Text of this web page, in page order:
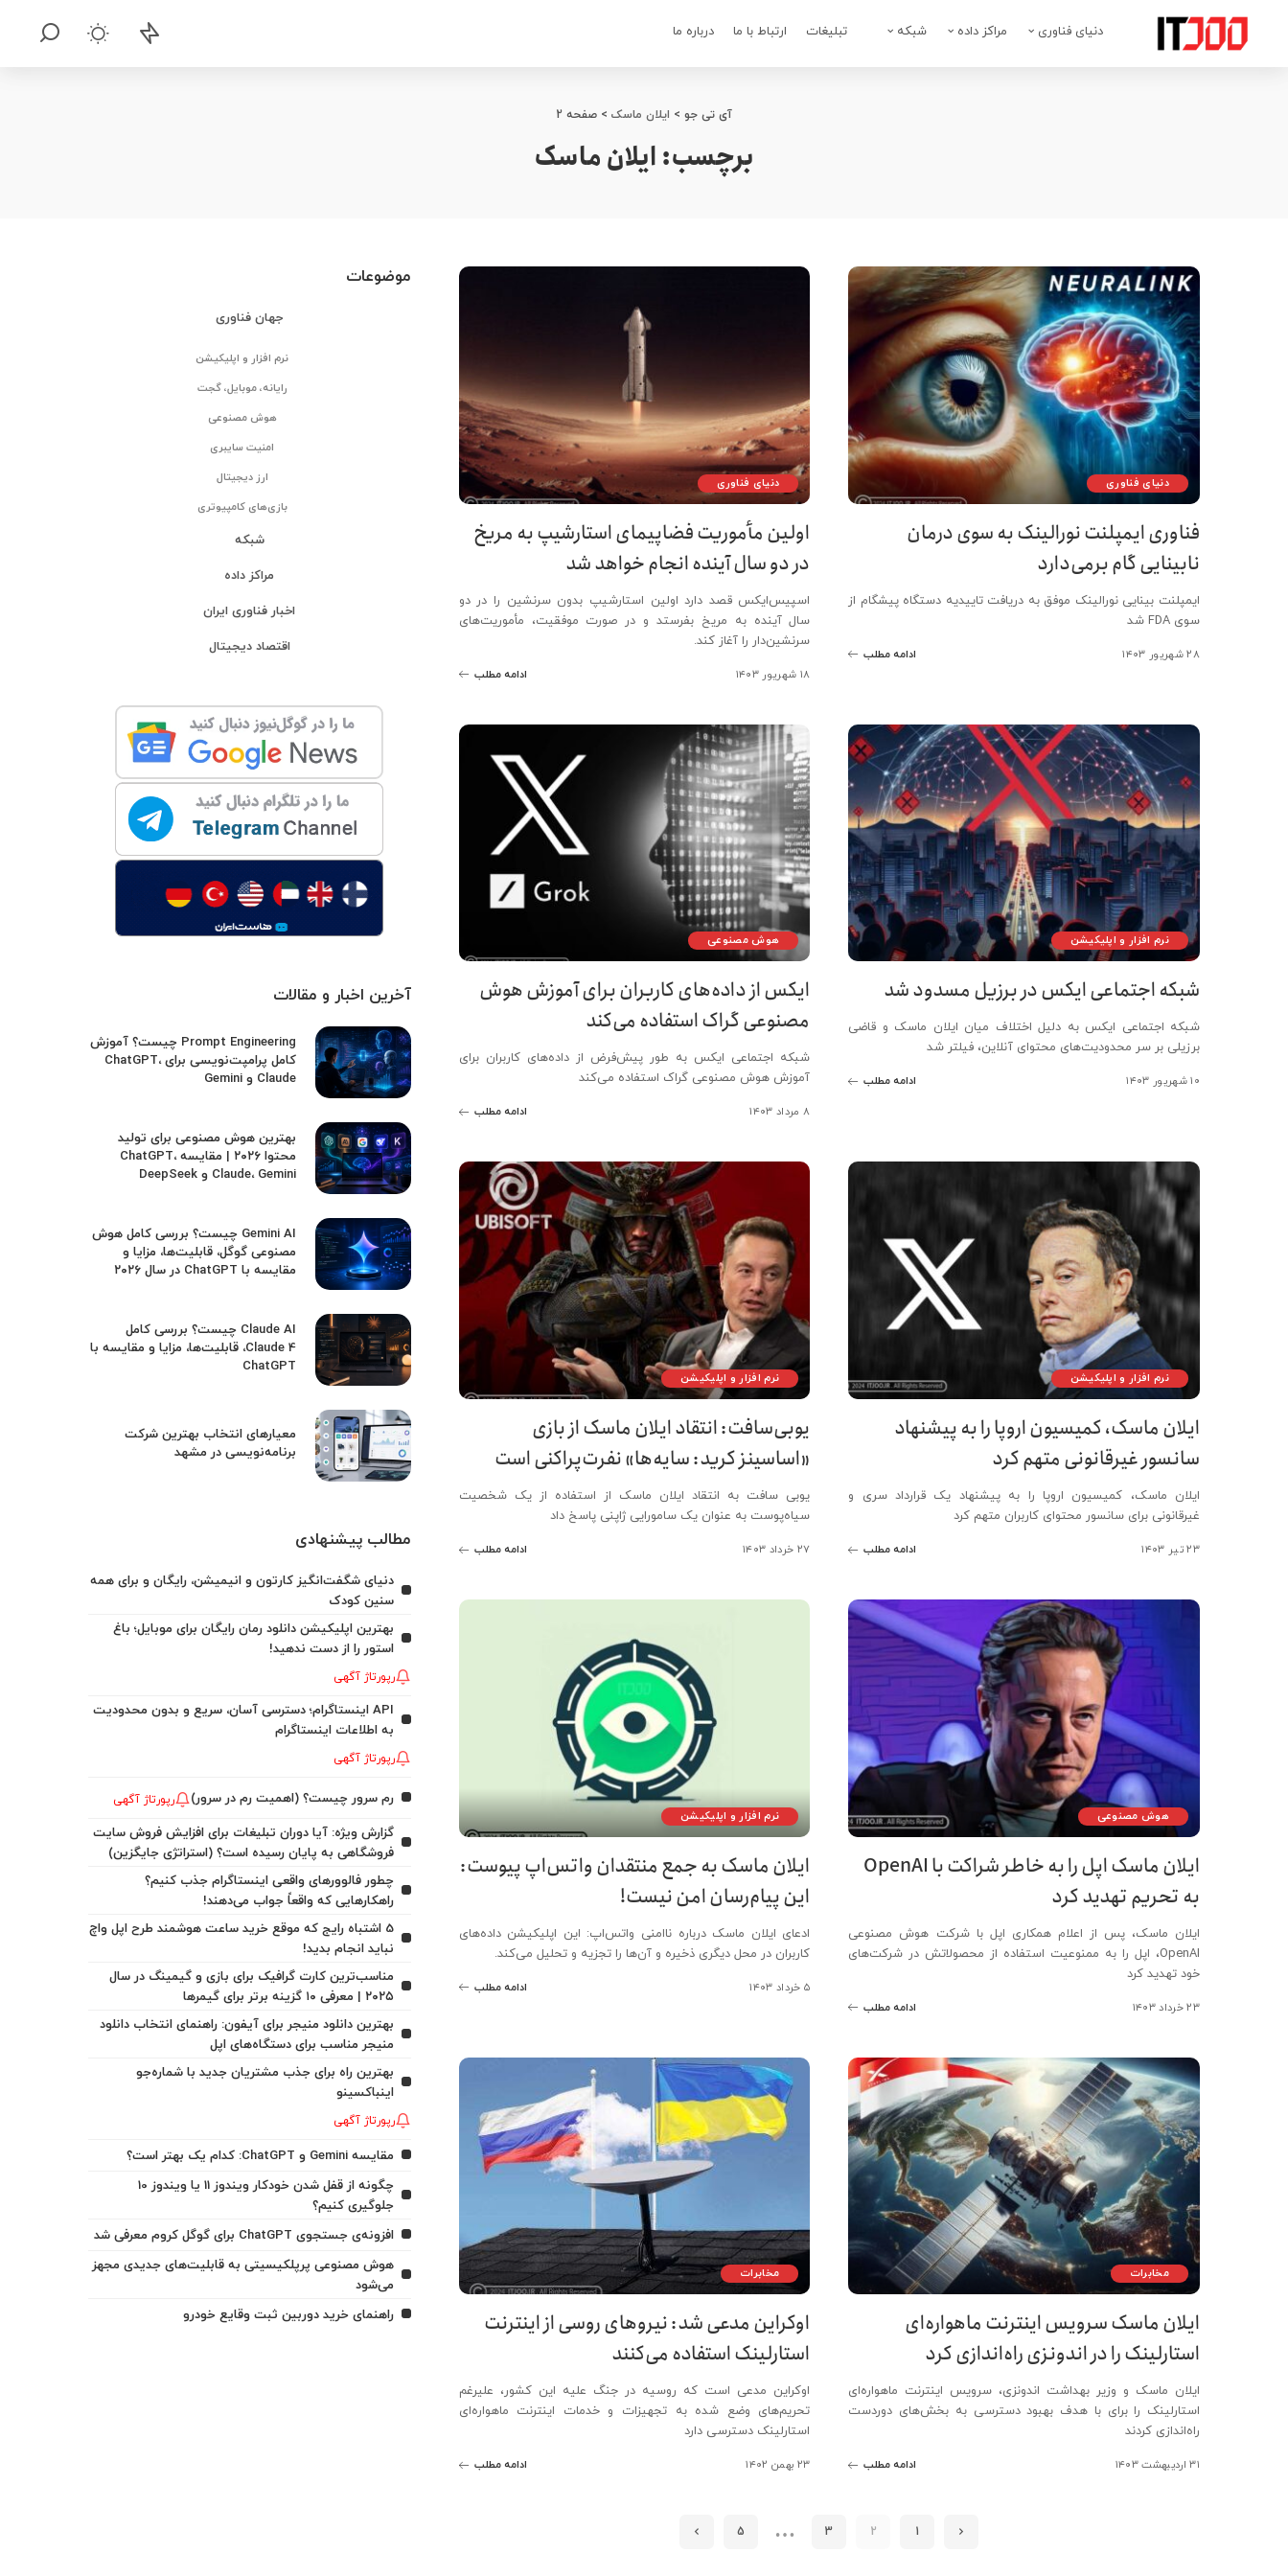
دنیای فناوری مراکز داده شبکه تبلیغات ارتباط با ما درباره ما
آی تی جو > ایلان ماسک > صفحه 2
برچسب:ایلان ماسک
دنیای فناوری
فناوری ایمپلنت نورالینک به سوی درمان
نابینایی گام برمی‌دارد
ایمپلنت بینایی نورالینک موفق به دریافت تاییدیه دستگاه پیشگام از
سوی FDA شد
۲۸ شهریور ۱۴۰۳ ادامه مطلب
دنیای فناوری
اولین مأموریت فضاپیمای استارشیپ به مریخ
در دو سال آینده انجام خواهد شد
اسپیس‌ایکس قصد دارد اولین استارشیپ بدون سرنشین را در دو
سال آینده به مریخ بفرستد و در صورت موفقیت، مأموریت‌های
سرنشین‌دار را آغاز کند.
۱۸ شهریور ۱۴۰۳ ادامه مطلب
نرم افزار و اپلیکیشن
شبکه اجتماعی ایکس در برزیل مسدود شد
شبکه اجتماعی ایکس به دلیل اختلاف میان ایلان ماسک و قاضی
برزیلی بر سر محدودیت‌های محتوای آنلاین، فیلتر شد
۱۰ شهریور ۱۴۰۳ ادامه مطلب
هوش مصنوعی
ایکس از داده‌های کاربران برای آموزش هوش
مصنوعی گراک استفاده می‌کند
شبکه اجتماعی ایکس به طور پیش‌فرض از داده‌های کاربران برای
آموزش هوش مصنوعی گراک استفاده می‌کند
۸ مرداد ۱۴۰۳ ادامه مطلب
نرم افزار و اپلیکیشن
ایلان ماسک، کمیسیون اروپا را به پیشنهاد
سانسور غیرقانونی متهم کرد
ایلان ماسک، کمیسیون اروپا را به پیشنهاد یک قرارداد سری و
غیرقانونی برای سانسور محتوای کاربران متهم کرد
۲۳ تیر ۱۴۰۳ ادامه مطلب
نرم افزار و اپلیکیشن
یوبی‌سافت: انتقاد ایلان ماسک از بازی
«اساسینز کرید: سایه‌ها» نفرت‌پراکنی است
یوبی سافت به انتقاد ایلان ماسک از استفاده از یک شخصیت
سیاه‌پوست به عنوان یک سامورایی ژاپنی پاسخ داد
۲۷ خرداد ۱۴۰۳ ادامه مطلب
هوش مصنوعی
ایلان ماسک اپل را به خاطر شراکت با OpenAI
به تحریم تهدید کرد
ایلان ماسک، پس از اعلام همکاری اپل با شرکت هوش مصنوعی
OpenAI، اپل را به ممنوعیت استفاده از محصولاتش در شرکت‌های
خود تهدید کرد
۲۳ خرداد ۱۴۰۳ ادامه مطلب
نرم افزار و اپلیکیشن
ایلان ماسک به جمع منتقدان واتس‌اپ پیوست:
این پیام‌رسان امن نیست!
ادعای ایلان ماسک درباره ناامنی واتس‌اپ: این اپلیکیشن داده‌های
کاربران در محل دیگری ذخیره و آن‌ها را تجزیه و تحلیل می‌کند.
۵ خرداد ۱۴۰۳ ادامه مطلب
مخابرات
ایلان ماسک سرویس اینترنت ماهواره‌ای
استارلینک را در اندونزی راه‌اندازی کرد
ایلان ماسک و وزیر بهداشت اندونزی، سرویس اینترنت ماهواره‌ای
استارلینک را برای با هدف بهبود دسترسی به بخش‌های دوردست
راه‌اندازی کردند
۳۱ اردیبهشت ۱۴۰۳ ادامه مطلب
مخابرات
اوکراین مدعی شد: نیروهای روسی از اینترنت
استارلینک استفاده می‌کنند
اوکراین مدعی است که روسیه در جنگ علیه این کشور، علیرغم
تحریم‌های وضع شده به تجهیزات و خدمات اینترنت ماهواره‌ای
استارلینک دسترسی دارد
۲۳ بهمن ۱۴۰۲ ادامه مطلب
1
2
3
…
5
موضوعات
جهان فناوری
نرم افزار و اپلیکیشن
رایانه، موبایل، گجت
هوش مصنوعی
امنیت سایبری
ارز دیجیتال
بازی‌های کامپیوتری
شبکه
مراکز داده
اخبار فناوری ایران
اقتصاد دیجیتال
آخرین اخبار و مقالات
Prompt Engineering چیست؟ آموزش
کامل پرامپت‌نویسی برای ChatGPT،
Claude و Gemini
بهترین هوش مصنوعی برای تولید
محتوا ۲۰۲۶ | مقایسه ChatGPT،
Claude، Gemini و DeepSeek
Gemini AI چیست؟ بررسی کامل هوش
مصنوعی گوگل، قابلیت‌ها، مزایا و
مقایسه با ChatGPT در سال ۲۰۲۶
Claude AI چیست؟ بررسی کامل
Claude 4، قابلیت‌ها، مزایا و مقایسه با
ChatGPT
معیارهای انتخاب بهترین شرکت
برنامه‌نویسی در مشهد
مطالب پیشنهادی
دنیای شگفت‌انگیز کارتون و انیمیشن، رایگان و برای همه
سنین کودک
بهترین اپلیکیشن دانلود رمان رایگان برای موبایل؛ باغ
استور را از دست ندهید!
رپورتاژ آگهی
API اینستاگرام؛ دسترسی آسان، سریع و بدون محدودیت
به اطلاعات اینستاگرام
رپورتاژ آگهی
رم سرور چیست؟ (اهمیت رم در سرور) رپورتاژ آگهی
گزارش ویژه: آیا دوران تبلیغات برای افزایش فروش سایت
فروشگاهی به پایان رسیده است؟ (استراتژی جایگزین)
چطور فالوورهای واقعی اینستاگرام جذب کنیم؟
راهکارهایی که واقعاً جواب می‌دهند!
5 اشتباه رایج که موقع خرید ساعت هوشمند طرح اپل واچ
نباید انجام بدید!
مناسب‌ترین کارت گرافیک برای بازی و گیمینگ در سال
۲۰۲۵ | معرفی ۱۰ گزینه برتر برای گیمرها
بهترین دانلود منیجر برای آیفون: راهنمای انتخاب دانلود
منیجر مناسب برای دستگاه‌های اپل
بهترین راه برای جذب مشتریان جدید با شماره‌جو
اینباکسینو
رپورتاژ آگهی
مقایسه Gemini و ChatGPT: کدام یک بهتر است؟
چگونه از قفل شدن خودکار ویندوز 11 یا ویندوز 10
جلوگیری کنیم؟
افزونه‌ی جستجوی ChatGPT برای گوگل کروم معرفی شد
هوش مصنوعی پرپلکیسیتی به قابلیت‌های جدیدی مجهز
می‌شود
راهنمای خرید دوربین ثبت وقایع خودرو